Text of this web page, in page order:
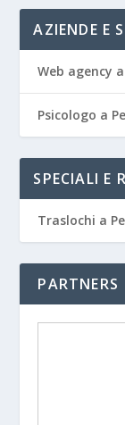
AZIENDE E
Web agency
Psicologo a
SPECIALI E
Traslochi a
PARTNERS